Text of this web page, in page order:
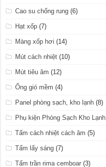
Cao su chống rung (6)
Hạt xốp (7)
Màng xốp hơi (14)
Mút cách nhiệt (10)
Mút tiêu âm (12)
Ống gió mềm (4)
Panel phòng sạch, kho lạnh (8)
Phụ kiện Phòng Sạch Kho Lạnh
Tấm cách nhiệt cách âm (5)
Tấm lấy sáng (7)
Tấm trần rima cemboar (3)